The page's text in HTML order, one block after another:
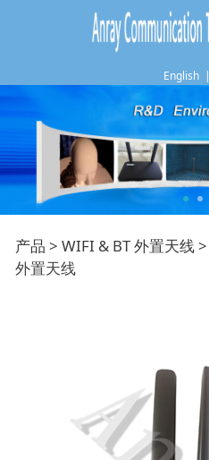
English |
WIFI6E
产品 > WIFI & BT 外置天线>
外置天线